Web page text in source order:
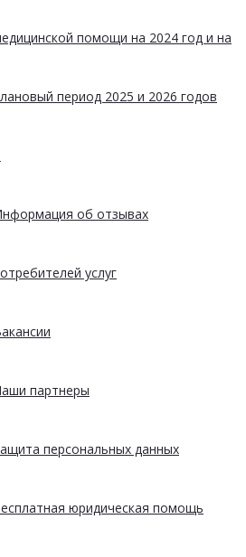
помощи на 2024 год и на
период 2025 и 2026 годов
об отзывах
услуг
партнеры
персональных данных
юридическая помощь